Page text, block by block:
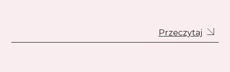
Przeczytaj